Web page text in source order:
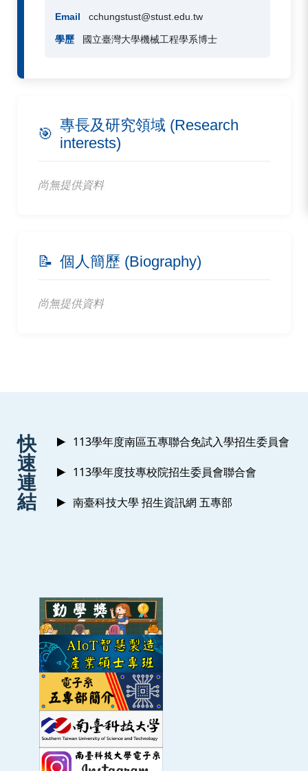
Email cchungstust@stust.edu.tw
學歷 國立臺灣大學機械工程學系博士
🎯
專長及研究領域 (Research
interests)
尚無提供資料
📝 個人簡歷 (Biography)
尚無提供資料
快
速
連
結
113學年度南區五專聯合免試入學招生委員會
113學年度技專校院招生委員會聯合會
南臺科技大學 招生資訊網 五專部